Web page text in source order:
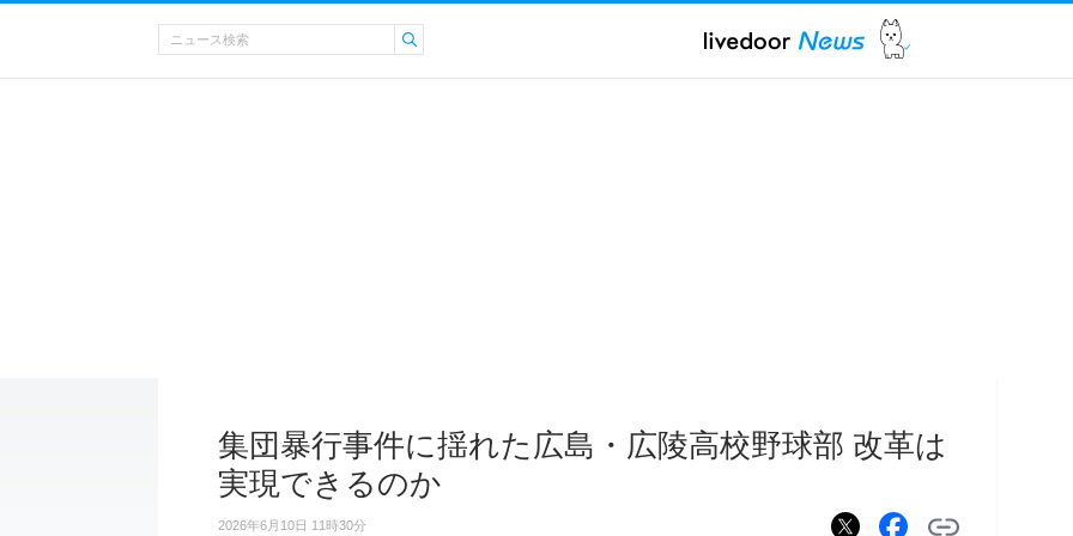
集団暴行事件に揺れた広島・広陵高校野球部 改革は
実現できるのか
2026年6月10日 11時30分